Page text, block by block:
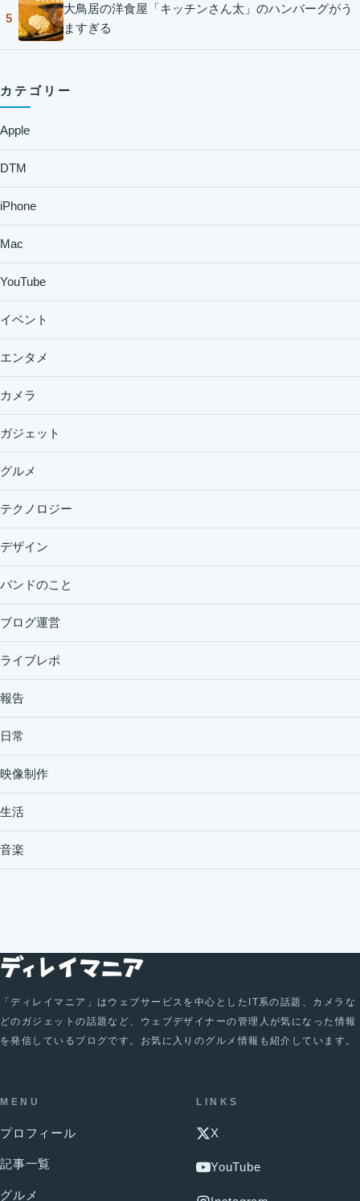
5
大鳥居の洋食屋「キッチンさん太」のハンバーグがう
ますぎる
カテゴリー
Apple
DTM
iPhone
Mac
YouTube
イベント
エンタメ
カメラ
ガジェット
グルメ
テクノロジー
デザイン
バンドのこと
ブログ運営
ライブレポ
報告
日常
映像制作
生活
音楽
「ディレイマニア」はウェブサービスを中心としたIT系の話題、カメラな
どのガジェットの話題など、ウェブデザイナーの管理人が気になった情報
を発信しているブログです。お気に入りのグルメ情報も紹介しています。
MENU
プロフィール
記事一覧
グルメ
LINKS
X
YouTube